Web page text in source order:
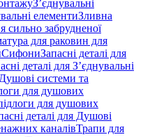
З’єднувальні
елементиЗливна
сильно забрудненої
для раковин для
СифониЗапасні деталі для
деталі для З’єднувальні
Душові системи та
для душових
для душових
деталі для Душові
каналівТрапи для